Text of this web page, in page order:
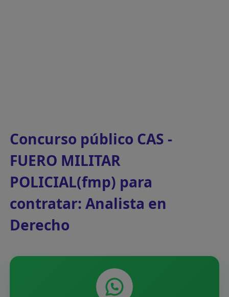
Concurso público CAS -
FUERO MILITAR
POLICIAL(fmp) para
contratar: Analista en
Derecho